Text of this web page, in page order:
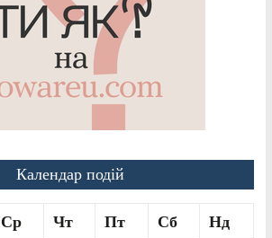
Календар подій
Ср Чт Пт Сб Нд